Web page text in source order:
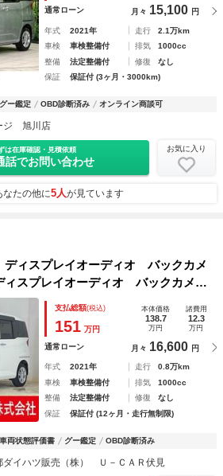
通常ローン 月々 15,100 円
年式 2021年 走行
2.1万km
車検
車検整備付 排気
1000cc
整備
法定整備付 修復
なし
保証
保証付 (3ヶ月・3000km)
グー鑑定 OBD診断済み オンライン商談可
ジ 旭川店
は在庫確認・見積依頼
話でお問い合わせ
お気に入り
なたの他に5人が見ています
スプレイオーディオ バックカメ
プレイオーディオ バックカメ
ブルートゥース対応 ＥＴＣ ドラ
ュボタンエンジンスタート 助手席側
ＬＥＤヘッドライト
支払総額(税込)
151 万円
本体価格
138.7
万円
諸費用
12.3
万円
通常ローン 月々 16,600 円
年式 2021年 走行
0.8万km
車検
車検整備付 排気
1000cc
整備
法定整備付 修復
なし
保証
保証付 (12ヶ月・走行無制限)
車両状態評価書 グー鑑定 OBD診断済み
ダイハツ販売（株） Ｕ－ＣＡＲ伏見